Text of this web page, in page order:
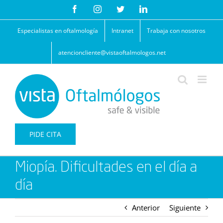
contenido
FacebookInstagramTwitterLinkedIn
Especialistas en oftalmología Intranet Trabaja con nosotros
atencioncliente@vistaoftalmologos.net
PIDE CITA
Miopía. Dificultades en el día a
día
Anterior Siguiente